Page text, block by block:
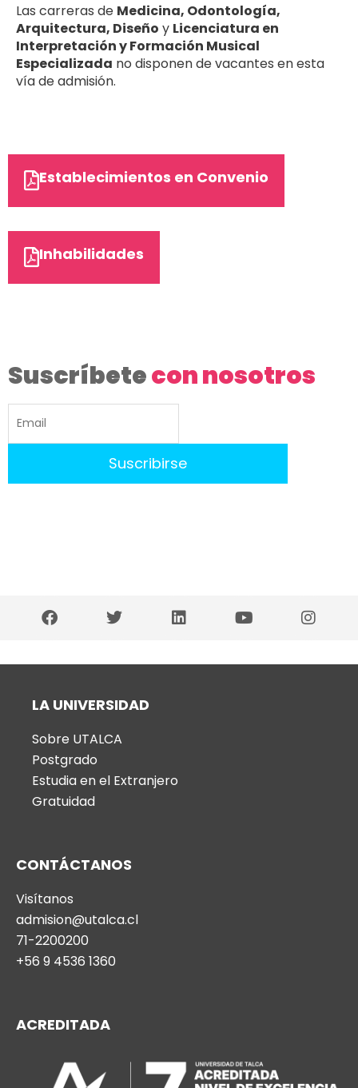
Las carreras de Medicina, Odontología,
Arquitectura, Diseño y Licenciatura en
Interpretación y Formación Musical
Especializada no disponen de vacantes en esta
vía de admisión.
Establecimientos en Convenio
Inhabilidades
Suscríbetecon nosotros
LA UNIVERSIDAD
Sobre UTALCA
Postgrado
Estudia en el Extranjero
Gratuidad
CONTÁCTANOS
Visítanos
admision@utalca.cl
71-2200200
+56 9 4536 1360
ACREDITADA